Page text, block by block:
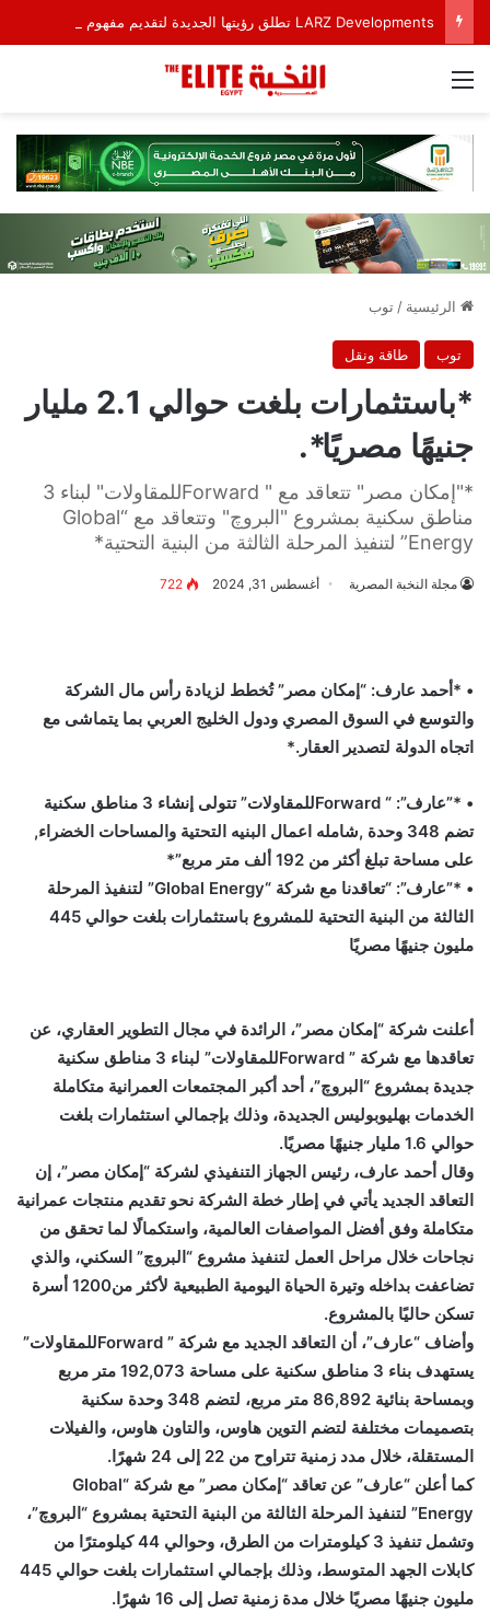
القائمة
الرئيسية /توب
توب طاقة ونقل
*باستثمارات بلغت حوالي 2.1 مليار
جنيهًا مصريًا*.
*"إمكان مصر" تتعاقد مع " Forwardللمقاولات" لبناء 3
مناطق سكنية بمشروع "البروچ" وتتعاقد مع “Global
Energy” لتنفيذ المرحلة الثالثة من البنية التحتية*
مجلة النخبة المصرية أغسطس 31, 2024 722
• *أحمد عارف: “إمكان مصر” تُخطط لزيادة رأس مال الشركة
والتوسع في السوق المصري ودول الخليج العربي بما يتماشى مع
اتجاه الدولة لتصدير العقار.*
• *”عارف”: “ Forwardللمقاولات” تتولى إنشاء 3 مناطق سكنية
تضم 348 وحدة ,شامله اعمال البنيه التحتية والمساحات الخضراء,
على مساحة تبلغ أكثر من 192 ألف متر مربع”*
• *”عارف”: “تعاقدنا مع شركة “Global Energy” لتنفيذ المرحلة
الثالثة من البنية التحتية للمشروع باستثمارات بلغت حوالي 445
مليون جنيهًا مصريًا
أعلنت شركة “إمكان مصر”، الرائدة في مجال التطوير العقاري، عن
تعاقدها مع شركة ” Forwardللمقاولات” لبناء 3 مناطق سكنية
جديدة بمشروع “البروچ”، أحد أكبر المجتمعات العمرانية متكاملة
الخدمات بهليوبوليس الجديدة، وذلك بإجمالي استثمارات بلغت
حوالي 1.6 مليار جنيهًا مصريًا.
وقال أحمد عارف، رئيس الجهاز التنفيذي لشركة “إمكان مصر”، إن
التعاقد الجديد يأتي في إطار خطة الشركة نحو تقديم منتجات عمرانية
متكاملة وفق أفضل المواصفات العالمية، واستكمالًا لما تحقق من
نجاحات خلال مراحل العمل لتنفيذ مشروع “البروچ” السكني، والذي
تضاعفت بداخله وتيرة الحياة اليومية الطبيعية لأكثر من1200 أسرة
تسكن حاليًا بالمشروع.
وأضاف “عارف”، أن التعاقد الجديد مع شركة ” Forwardللمقاولات”
يستهدف بناء 3 مناطق سكنية على مساحة 192,073 متر مربع
وبمساحة بنائية 86,892 متر مربع، لتضم 348 وحدة سكنية
بتصميمات مختلفة لتضم التوين هاوس، والتاون هاوس، والفيلات
المستقلة، خلال مدد زمنية تتراوح من 22 إلى 24 شهرًا.
كما أعلن “عارف” عن تعاقد “إمكان مصر” مع شركة “Global
Energy” لتنفيذ المرحلة الثالثة من البنية التحتية بمشروع “البروچ”،
وتشمل تنفيذ 3 كيلومترات من الطرق، وحوالي 44 كيلومترًا من
كابلات الجهد المتوسط، وذلك بإجمالي استثمارات بلغت حوالي 445
مليون جنيهًا مصريًا خلال مدة زمنية تصل إلى 16 شهرًا.